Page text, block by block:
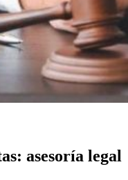
asesoría legal